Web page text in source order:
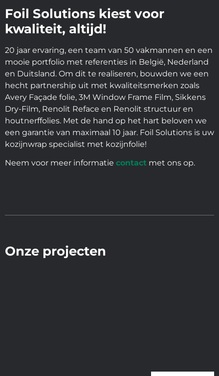
Foil Solutions kiest voor
kwaliteit, altijd!
20 jaar ervaring, een team van 50 vakmannen en een
mooie portfolio met referenties in België, Nederland
en Duitsland. Om dit te realiseren, bouwden we een
hecht partnership uit met kwaliteitsmerken zoals
Avery Façade folie, 3M Window Frame Film, Sikkens
Dry-Film, Renolit Reface en Renolit structuur en
houtnerffolies. Met de hand op het hart beloven we
een garantie van maximaal 10 jaar. Foil Solutions is uw
kozijnwrap specialist met kozijnfolie!
Neem voor meer informatie contact met ons op.
Onze projecten